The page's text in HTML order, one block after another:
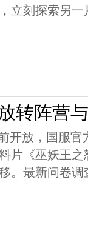
立刻探索另
转阵营
开放，国服
片《巫妖王
。最新问卷